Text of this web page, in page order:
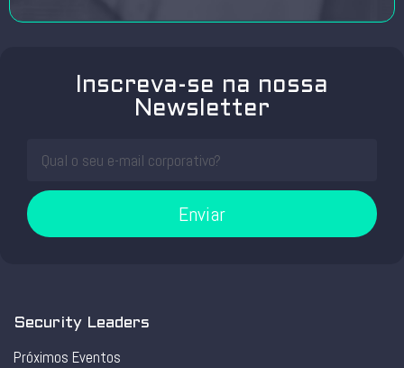
Inscreva-se na nossa
Newsletter
Enviar
Security Leaders
Próximos Eventos